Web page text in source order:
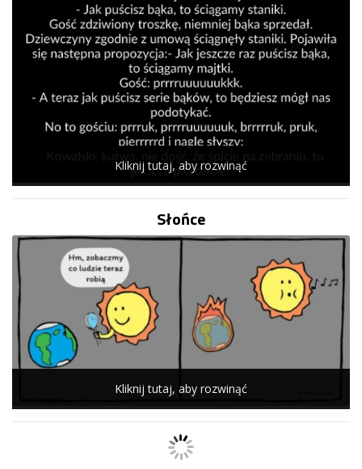
Kliknij tutaj, aby rozwinąć
Słońce
Kliknij tutaj, aby rozwinąć